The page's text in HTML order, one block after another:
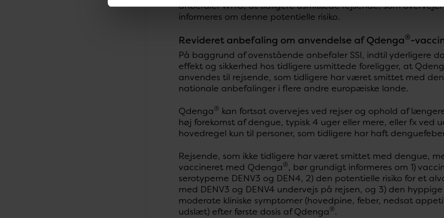
anbefaler WHO, at tidligere usmittede rejsende, som
informeres om denne potentielle risiko.
Revideret anbefaling om anvendelse af Qdenga®-
På baggrund af ovenstående anbefaler SSI, indtil yderligere
effekt og sikkerhed hos tidligere usmittede foreligger, at
anvendes til rejsende, som tidligere har været smittet med
nationale anbefalinger i flere andre europæiske lande.
Qdenga® kan fortsat overvejes ved rejser og ophold af
høj forekomst af dengue, typisk 4 uger eller mere, eller fx ved
hovedregel kun til personer, som tidligere har haft
Rejsende, som ikke tidligere har været smittet med dengue,
vaccineret med Qdenga®, bør grundigt informeres om 1)
serotyperne DENV3 og DEN4, 2) den potentielle risiko for et
med DENV3 og DENV4 undervejs på rejsen, og 3) den
moderate kliniske symptomer (hovedpine, feber, nedsat
udslæt) efter første dosis af Qdenga®.